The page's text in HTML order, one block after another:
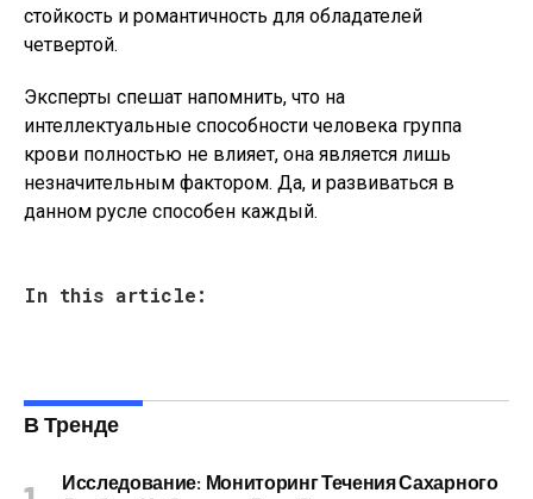
стойкость и романтичность для обладателей
четвертой.
Эксперты спешат напомнить, что на
интеллектуальные способности человека группа
крови полностью не влияет, она является лишь
незначительным фактором. Да, и развиваться в
данном русле способен каждый.
In this article:
В Тренде
Исследование: Мониторинг Течения Сахарного